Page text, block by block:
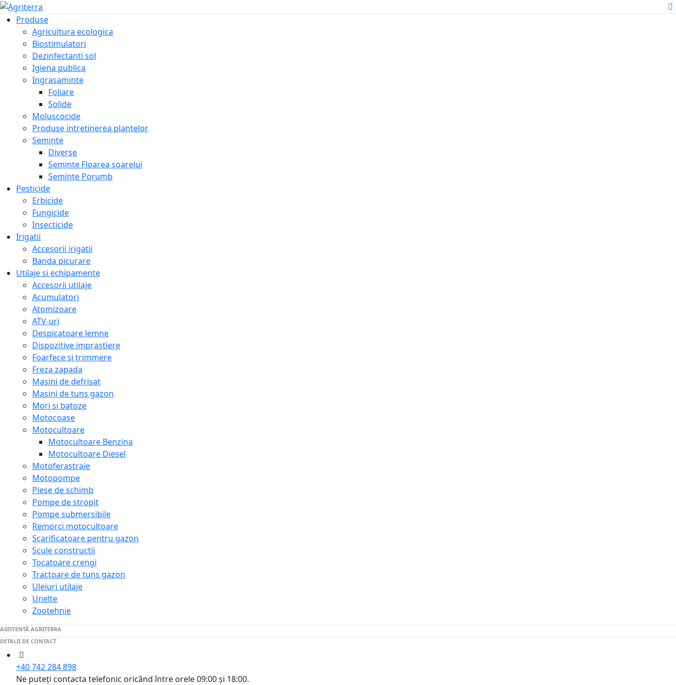
Produse
Agricultura ecologica
Biostimulatori
Dezinfectanti sol
Igiena publica
Ingrasaminte
Foliare
Solide
Moluscocide
Produse intretinerea plantelor
Seminte
Diverse
Seminte Floarea soarelui
Seminte Porumb
Pesticide
Erbicide
Fungicide
Insecticide
Irigatii
Accesorii irigatii
Banda picurare
Utilaje si echipamente
Accesorii utilaje
Acumulatori
Atomizoare
ATV-uri
Despicatoare lemne
Dispozitive imprastiere
Foarfece si trimmere
Freza zapada
Masini de defrisat
Masini de tuns gazon
Mori si batoze
Motocoase
Motocultoare
Motocultoare Benzina
Motocultoare Diesel
Motoferastraie
Motopompe
Piese de schimb
Pompe de stropit
Pompe submersibile
Remorci motocultoare
Scarificatoare pentru gazon
Scule constructii
Tocatoare crengi
Tractoare de tuns gazon
Uleiuri utilaje
Unelte
Zootehnie
ASISTENȚĂ AGRITERRA
DETALII DE CONTACT
+40 742 284 898
Ne puteți contacta telefonic oricând între orele 09:00 și 18:00.